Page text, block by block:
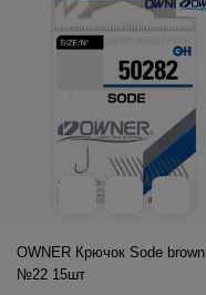
OWNER Крючок Sode brown
№22 15шт